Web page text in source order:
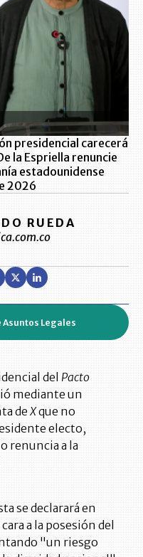
presidencial carecerá
la Espriella renuncie
estadounidense
2026
RUEDA
Asuntos Legales
del Pacto
mediante un
de Xque no
electo,
renuncia a la
se declarará en
a la posesión del
"un riesgo